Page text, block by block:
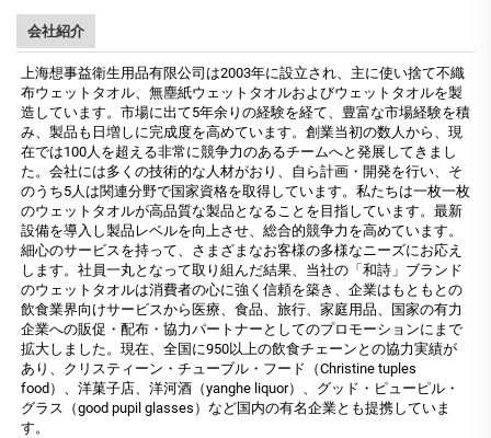
会社紹介
上海想事益衛生用品有限公司は2003年に設立され、主に使い捨て不織
布ウェットタオル、無塵紙ウェットタオルおよびウェットタオルを製
造しています。市場に出て5年余りの経験を経て、豊富な市場経験を積
み、製品も日増しに完成度を高めています。創業当初の数人から、現
在では100人を超える非常に競争力のあるチームへと発展してきまし
た。会社には多くの技術的な人材がおり、自ら計画・開発を行い、そ
のうち5人は関連分野で国家資格を取得しています。私たちは一枚一枚
のウェットタオルが高品質な製品となることを目指しています。最新
設備を導入し製品レベルを向上させ、総合的競争力を高めています。
細心のサービスを持って、さまざまなお客様の多様なニーズにお応え
します。社員一丸となって取り組んだ結果、当社の「和詩」ブランド
のウェットタオルは消費者の心に強く信頼を築き、企業はもともとの
飲食業界向けサービスから医療、食品、旅行、家庭用品、国家の有力
企業への販促・配布・協力パートナーとしてのプロモーションにまで
拡大しました。現在、全国に950以上の飲食チェーンとの協力実績が
あり、クリスティーン・チューブル・フード（Christine tuples
food）、洋菓子店、洋河酒（yanghe liquor）、グッド・ピューピル・
グラス（good pupil glasses）など国内の有名企業とも提携していま
す。